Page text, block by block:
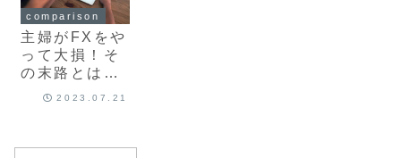
comparison
主婦がFXをや
って大損！そ
の末路とは？
最新版を解説
2023.07.21